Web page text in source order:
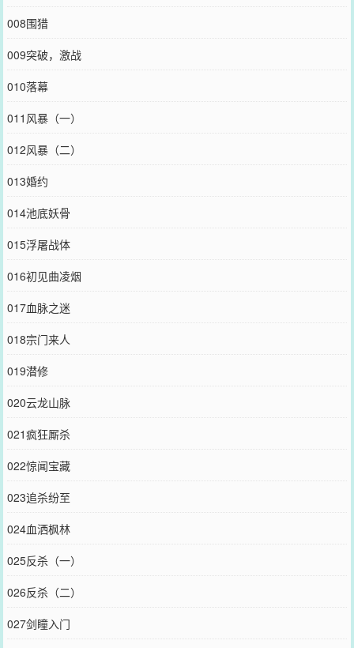
008围猎
009突破，激战
010落幕
011风暴（一）
012风暴（二）
013婚约
014池底妖骨
015浮屠战体
016初见曲凌烟
017血脉之迷
018宗门来人
019潜修
020云龙山脉
021疯狂厮杀
022惊闻宝藏
023追杀纷至
024血洒枫林
025反杀（一）
026反杀（二）
027剑瞳入门